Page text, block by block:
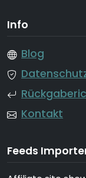
Info
Blog
Kontakt
Feeds